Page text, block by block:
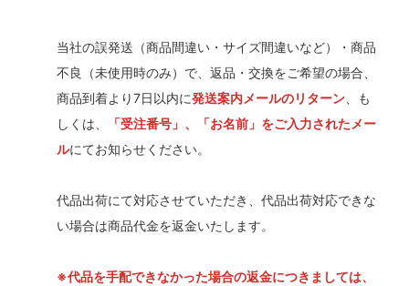
当社の誤発送（商品間違い・サイズ間違いなど）・商品
不良（未使用時のみ）で、返品・交換をご希望の場合、
商品到着より7日以内に発送案内メールのリターン 、も
しくは、
「受注番号」、「お名前」をご入力されたメー
ルにてお知らせください。
代品出荷にて対応させていただき、代品出荷対応できな
い場合は商品代金を返金いたします。
※代品を手配できなかった場合の返金につきましては、